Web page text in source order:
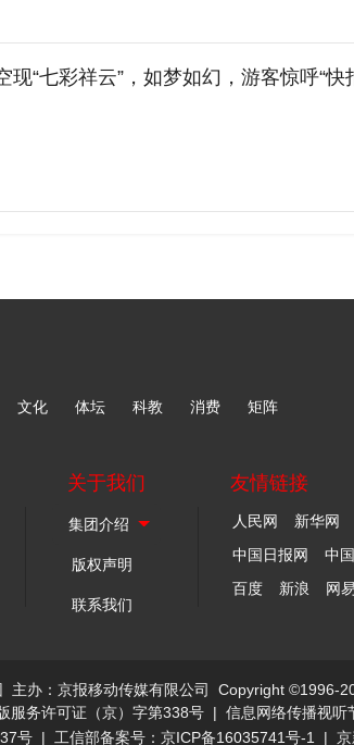
七彩祥云”，如梦如幻，游客惊呼“快拍快拍 太
文化 体坛 科教 消费 矩阵
关于我们
版权声明
联系我们
友情链接
人民网 新华网
中国日报网
中
百度
新浪 网易
主办：京报移动传媒有限公司
Copyright ©1996-
服务许可证（京）字第338号 | 信息网络传播视听
号| 工信部备案号：京ICP备16035741号-1 |